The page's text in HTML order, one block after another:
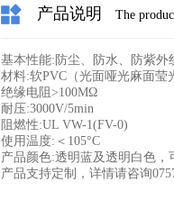
产品说明 The
基本性能:防尘、防水、防紫外
材料:软PVC（光面哑光麻面莹
绝缘电阻>100MΩ
耐压:3000V/5min
阻燃性:UL VW-1(FV-0)
使用温度:＜105°C
产品颜色:透明蓝及透明白色
产品支持定制，详情请咨询